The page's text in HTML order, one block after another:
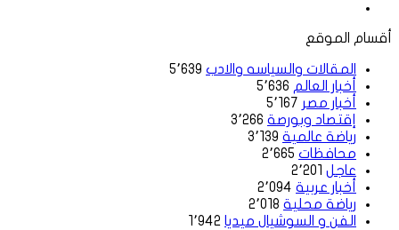
أقسام الموقع
المقالات والسياسه والادب 5٬639
أخبار العالم 5٬636
أخبار مصر 5٬167
إقتصاد وبورصة 3٬266
رياضة عالمية 3٬139
محافظات 2٬665
عاجل 2٬201
أخبار عربية 2٬094
رياضة محلية 2٬018
الفن و السوشيال ميديا 1٬942